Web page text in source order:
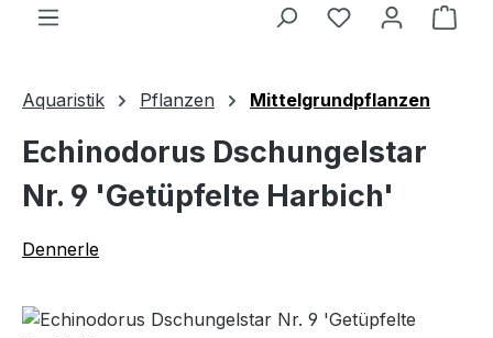
Aquaristik Pflanzen Mittelgrundpflanzen
Echinodorus Dschungelstar
Nr. 9 'Getüpfelte Harbich'
Dennerle
Bildergalerie überspringen